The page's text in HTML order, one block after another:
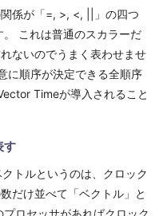
係が「=, >, <, ||」の四つ
これは普通のスカラーだ
ないのでうまく表わせませ
に順序が決定できる全順序
Timeが導入されること
す
トルというのは、クロック
だけ並べて「ベクトル」と
ロセッサがあればクロック